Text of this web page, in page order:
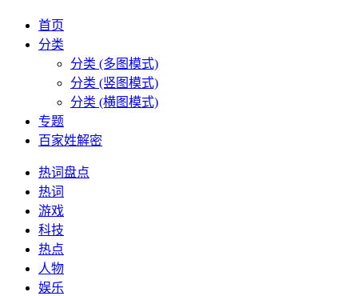
首页
分类
分类 (多图模式)
分类 (竖图模式)
分类 (横图模式)
专题
百家姓解密
热词盘点
热词
游戏
科技
热点
人物
娱乐